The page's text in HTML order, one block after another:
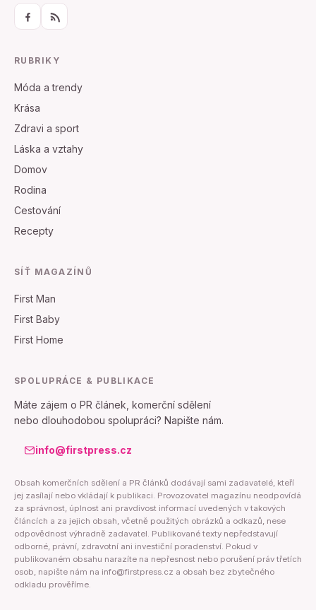
RUBRIKY
Móda a trendy
Krása
Zdravi a sport
Láska a vztahy
Domov
Rodina
Cestování
Recepty
SÍŤ MAGAZÍNŮ
First Man
First Baby
First Home
SPOLUPRÁCE & PUBLIKACE
Máte zájem o PR článek, komerční sdělení
nebo dlouhodobou spolupráci? Napište nám.
info@firstpress.cz
Obsah komerčních sdělení a PR článků dodávají sami zadavatelé, kteří
jej zasílají nebo vkládají k publikaci. Provozovatel magazínu neodpovídá
za správnost, úplnost ani pravdivost informací uvedených v takových
článcích a za jejich obsah, včetně použitých obrázků a odkazů, nese
odpovědnost výhradně zadavatel. Publikované texty nepředstavují
odborné, právní, zdravotní ani investiční poradenství. Pokud v
publikovaném obsahu narazíte na nepřesnost nebo porušení práv třetích
osob, napište nám na info@firstpress.cz a obsah bez zbytečného
odkladu prověříme.